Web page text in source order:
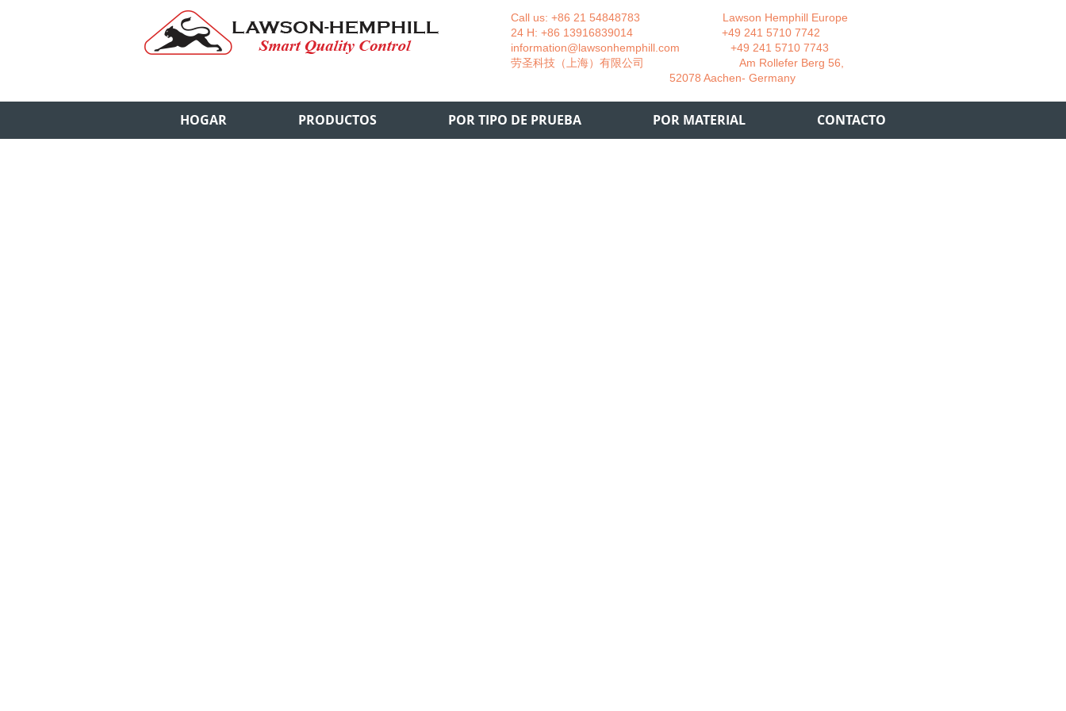
Call us: +86 21 54848783 Lawson Hemphill Europe
24 H: +86 13916839014 +49 241 5710 7742
information@lawsonhemphill.com +49 241 5710 7743
​劳圣科技（上海）有限公司 Am Rollefer Berg 56,
52078 Aachen- Germany
HOGAR PRODUCTOS POR TIPO DE PRUEBA POR MATERIAL CONTACTO